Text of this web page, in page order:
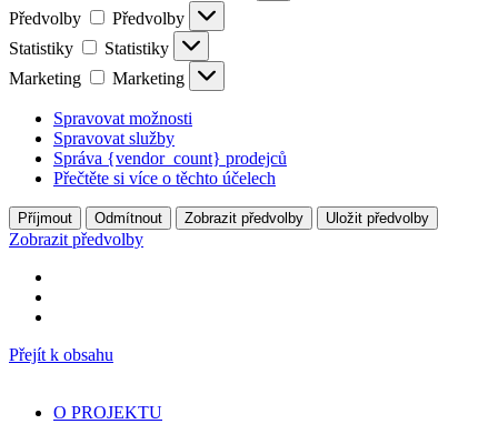
Předvolby
Předvolby
Statistiky
Statistiky
Marketing
Marketing
Spravovat možnosti
Spravovat služby
Správa {vendor_count} prodejců
Přečtěte si více o těchto účelech
Příjmout Odmítnout Zobrazit předvolby Uložit předvolby
Zobrazit předvolby
Přejít k obsahu
O PROJEKTU